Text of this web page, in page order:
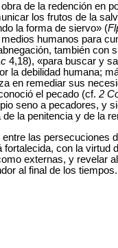
de la redención en
los frutos de la
la forma de siervo» (
humanos para
también con
4,18), «para buscar y
la debilidad humana;
en remediar sus
el pecado (cf. 2
seno a pecadores, y
la penitencia y de la
entre las persecuciones
fortalecida, con la virtud
externas, y revelar
al final de los tiempos.